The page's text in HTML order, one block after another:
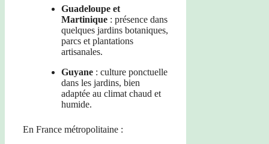
Guadeloupe et
Martinique : présence dans
quelques jardins botaniques,
parcs et plantations
artisanales.
Guyane : culture ponctuelle
dans les jardins, bien
adaptée au climat chaud et
humide.
En France métropolitaine :